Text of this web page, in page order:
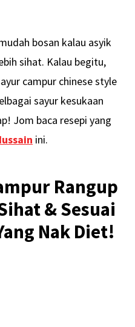
bosan kalau asyik
sihat. Kalau begitu,
campur chinese style
sayur kesukaan
Jom baca resepi yang
ini.
Rangup
& Sesuai
Nak Diet!